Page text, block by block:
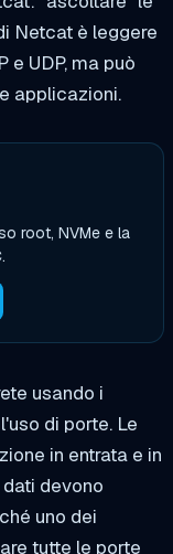
Netcat è leggere
e UDP, ma può
applicazioni.
root, NVMe e la
usando i
di porte. Le
in entrata e in
devono
uno dei
tutte le porte